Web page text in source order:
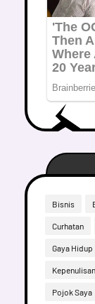
Bisnis
Curhatan
Gaya Hidup
Kepenulisan
Pojok Saya